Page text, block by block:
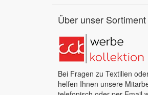
Über unser Sortiment
Bei Fragen zu Textilien
helfen Ihnen unsere